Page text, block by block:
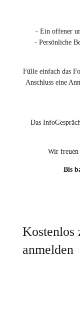
- Ein offener
- Persönliche
Fülle einfach das
Anschluss eine
Das
Wir freuen
Bis
Kostenlos
anmelden